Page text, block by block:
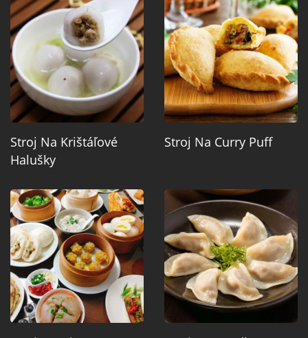
Stroj Na Krištáľové
Halušky
Stroj Na Curry Puff